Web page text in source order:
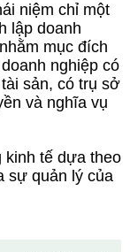
niệm chỉ một
lập doanh
mục đích
nghiệp có
sản, có trụ sở
và nghĩa vụ
kinh tế dựa theo
sự quản lý của